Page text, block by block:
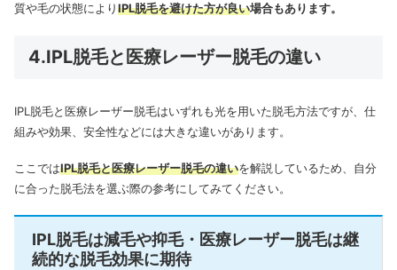
質や毛の状態によりIPL脱毛を避けた方が良い場合もあります。
4.IPL脱毛と医療レーザー脱毛の違い
IPL脱毛と医療レーザー脱毛はいずれも光を用いた脱毛方法ですが、仕
組みや効果、安全性などには大きな違いがあります。
ここではIPL脱毛と医療レーザー脱毛の違いを解説しているため、自分
に合った脱毛法を選ぶ際の参考にしてみてください。
IPL脱毛は減毛や抑毛・医療レーザー脱毛は継
続的な脱毛効果に期待